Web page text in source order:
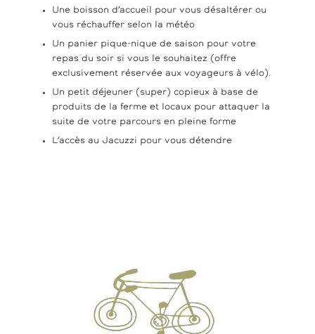
Une boisson d’accueil pour vous désaltérer ou
vous réchauffer selon la météo
Un panier pique-nique de saison pour votre
repas du soir si vous le souhaitez (offre
exclusivement réservée aux voyageurs à vélo).
Un petit déjeuner (super) copieux à base de
produits de la ferme et locaux pour attaquer la
suite de votre parcours en pleine forme
L’accès au Jacuzzi pour vous détendre